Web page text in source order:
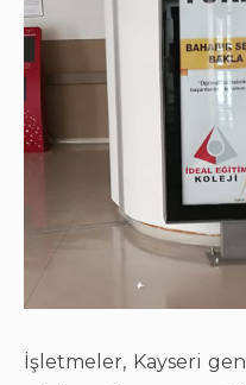
İşletmeler, Kayseri